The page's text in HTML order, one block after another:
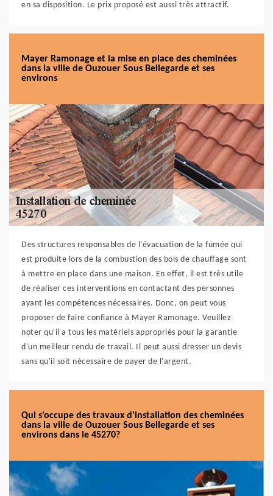
en sa disposition. Le prix proposé est aussi très attractif.
Mayer Ramonage et la mise en place des cheminées
dans la ville de Ouzouer Sous Bellegarde et ses
environs
Des structures responsables de l'évacuation de la fumée qui
est produite lors de la combustion des bois de chauffage sont
à mettre en place dans une maison. En effet, il est très utile
de réaliser ces interventions en contactant des personnes
ayant les compétences nécessaires. Donc, on peut vous
proposer de faire confiance à Mayer Ramonage. Veuillez
noter qu'il a tous les matériels appropriés pour la garantie
d'un meilleur rendu de travail. Il peut aussi dresser un devis
sans qu'il soit nécessaire de payer de l'argent.
Qui s'occupe des travaux d'installation des cheminées
dans la ville de Ouzouer Sous Bellegarde et ses
environs dans le 45270?